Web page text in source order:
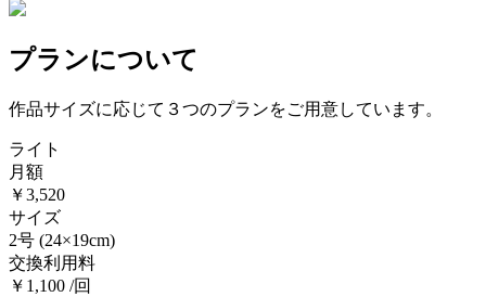
プランについて
作品サイズに応じて３つのプランをご用意しています。
ライト
月額
￥3,520
サイズ
2号 (24×19cm)
交換利用料
￥1,100 /回